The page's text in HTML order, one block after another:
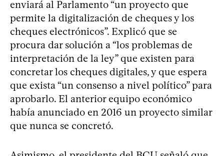
enviará al Parlamento “un proyecto que
permite la digitalización de cheques y los
cheques electrónicos”. Explicó que se
procura dar solución a “los problemas de
interpretación de la ley” que existen para
concretar los cheques digitales, y que espera
que exista “un consenso a nivel político” para
aprobarlo. El anterior equipo económico
había anunciado en 2016 un proyecto similar
que nunca se concretó.